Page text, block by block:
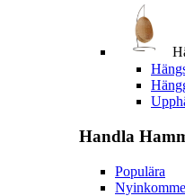
Handla
Populära